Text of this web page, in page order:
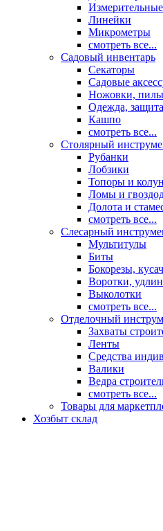
Измерительные
Линейки
Микрометры
смотреть все...
Садовый инвентарь
Секаторы
Садовые
Ножовки,
Одежда,
Кашпо
смотреть все...
Столярный
Рубанки
Лобзики
Топоры и
Ломы и
Долота и
смотреть все...
Слесарный
Мультитулы
Биты
Бокорезы,
Воротки,
Выколотки
смотреть все...
Отделочный
Захваты
Ленты
Средства
Валики
Ведра
смотреть все...
Товары для
Хозбыт склад